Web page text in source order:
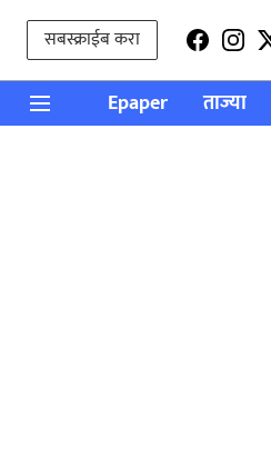
सबस्क्राईब करा
Epaper ताज्या